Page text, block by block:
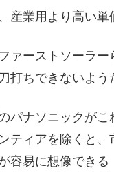
産業用より高い単
ァーストソーラ
打ちできないよう
パナソニックが
ティアを除くと
容易に想像でき